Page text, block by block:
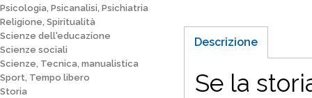
Psicologia, Psicanalisi, Psichiatria
Religione, Spiritualità
Scienze dell'educazione
Scienze sociali
Scienze, Tecnica, manualistica
Sport, Tempo libero
Storia
Descrizione
Se la